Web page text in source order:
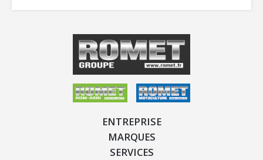
ENTREPRISE
MARQUES
SERVICES